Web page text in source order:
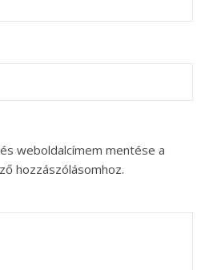
weboldalcímem mentése a
hozzászólásomhoz.